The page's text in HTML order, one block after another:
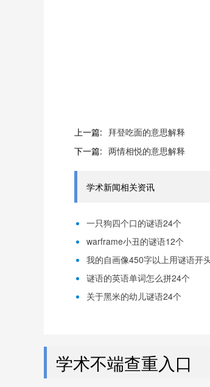
上一篇: 拜登吃面的意思解释
下一篇: 两情相悦的意思解释
学术新闻相关资讯
一只狗四个口的谜语24个
warframe小丑的谜语12个
我的自画像450字以上用谜语开
谜语的英语单词怎么拼24个
关于黑米的幼儿谜语24个
学术不端查重入口